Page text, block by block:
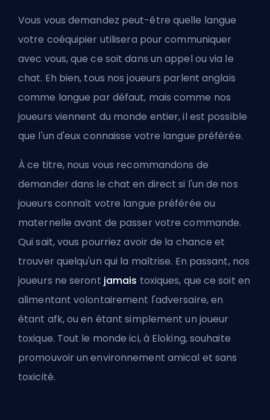
Vous vous demandez peut-être quelle langue
votre coéquipier utilisera pour communiquer
avec vous, que ce soit dans un appel ou via le
chat. Eh bien, tous nos joueurs parlent anglais
comme langue par défaut, mais comme nos
joueurs viennent du monde entier, il est possible
que l'un d'eux connaisse votre langue préférée.
À ce titre, nous vous recommandons de
demander dans le chat en direct si l'un de nos
joueurs connaît votre langue préférée ou
maternelle avant de passer votre commande.
Qui sait, vous pourriez avoir de la chance et
trouver quelqu'un qui la maîtrise. En passant, nos
joueurs ne seront jamais toxiques, que ce soit en
alimentant volontairement l'adversaire, en
étant afk, ou en étant simplement un joueur
toxique. Tout le monde ici, à Eloking, souhaite
promouvoir un environnement amical et sans
toxicité.